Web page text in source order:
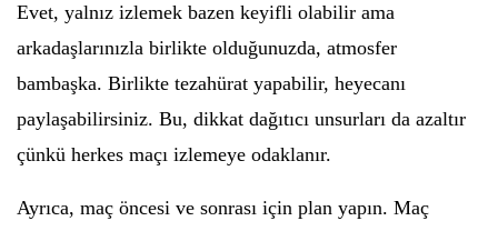
Evet, yalnız izlemek bazen keyifli olabilir ama
arkadaşlarınızla birlikte olduğunuzda, atmosfer
bambaşka. Birlikte tezahürat yapabilir, heyecanı
paylaşabilirsiniz. Bu, dikkat dağıtıcı unsurları da azaltır
çünkü herkes maçı izlemeye odaklanır.
Ayrıca, maç öncesi ve sonrası için plan yapın. Maç